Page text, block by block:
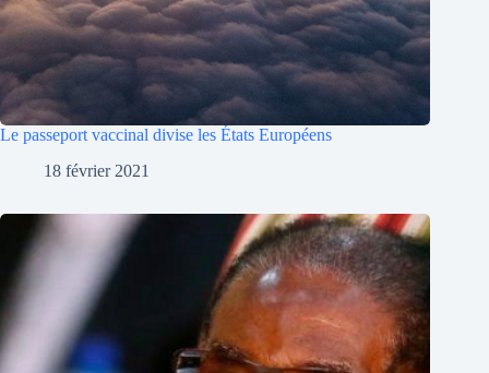
Le passeport vaccinal divise les États Européens
18 février 2021